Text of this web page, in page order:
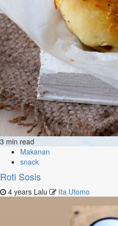
3 min read
Makanan
snack
Roti Sosis
4 years Lalu Ita Utomo